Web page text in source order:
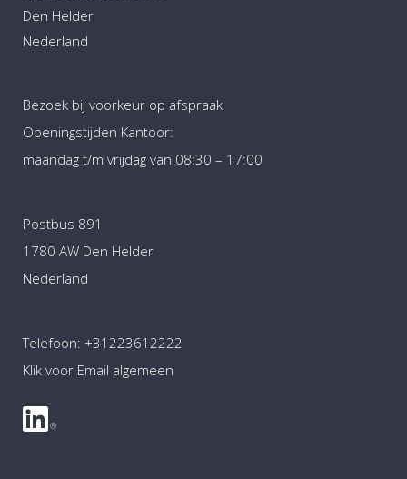
Den Helder
Nederland
Bezoek bij voorkeur op afspraak
Openingstijden Kantoor:
maandag t/m vrijdag van 08:30 – 17:00
Postbus 891
1780 AW Den Helder
Nederland
Telefoon: +31223612222
Klik voor Email algemeen